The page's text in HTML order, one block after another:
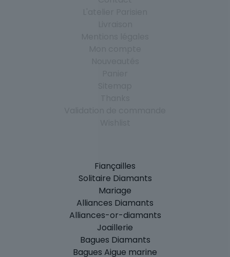
Fiançailles
Solitaire Diamants
Mariage
Alliances Diamants
Alliances-or-diamants
Joaillerie
Bagues Diamants
Bagues Aigue marine